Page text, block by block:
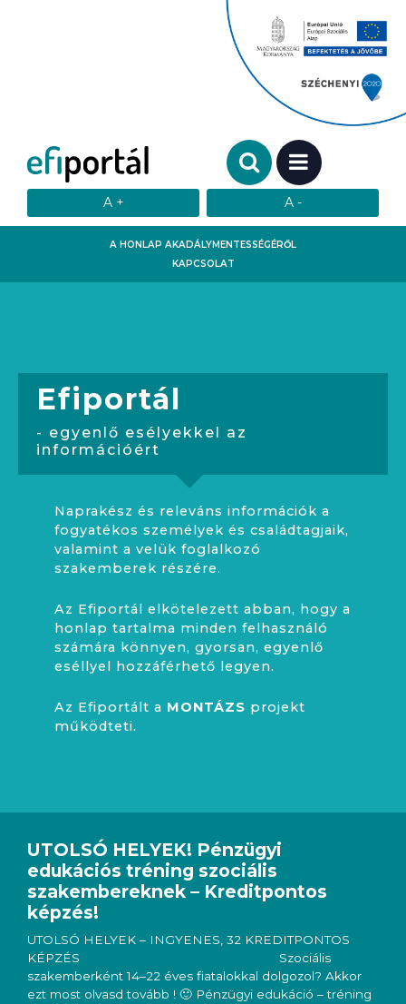
A HONLAP AKADÁLYMENTESSÉGÉRŐL
KAPCSOLAT
Keresendő szó:
MENÜ
Efiportál
- egyenlő esélyekkel az
információért
Naprakész és releváns információk a
fogyatékos személyek és családtagjaik,
valamint a velük foglalkozó
szakemberek részére.
Az Efiportál elkötelezett abban, hogy a
honlap tartalma minden felhasználó
számára könnyen, gyorsan, egyenlő
eséllyel hozzáférhető legyen.
Az Efiportált a MONTÁZS projekt
működteti.
UTOLSÓ HELYEK! Pénzügyi
edukációs tréning szociális
szakembereknek – Kreditpontos
képzés!
UTOLSÓ HELYEK – INGYENES, 32 KREDITPONTOS
KÉPZÉS Szociális
szakemberként 14–22 éves fiatalokkal dolgozol? Akkor
ezt most olvasd tovább ! 🙂 Pénzügyi edukáció – tréning